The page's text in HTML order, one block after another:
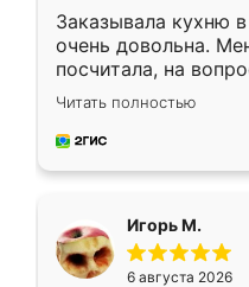
Заказывала кухню
очень довольна.
посчитала, на
Замерщик приехал
делу со всей
за день, ребята
Читать полностью
Игорь М.
6 августа 2026